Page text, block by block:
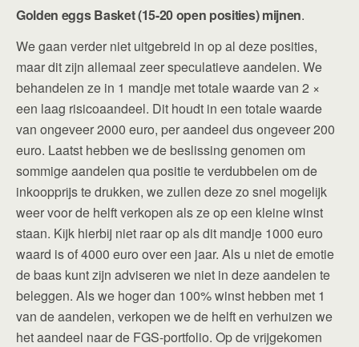
Golden eggs Basket (15-20 open posities) mijnen.
We gaan verder niet uitgebreid in op al deze posities,
maar dit zijn allemaal zeer speculatieve aandelen. We
behandelen ze in 1 mandje met totale waarde van 2 ×
een laag risicoaandeel. Dit houdt in een totale waarde
van ongeveer 2000 euro, per aandeel dus ongeveer 200
euro. Laatst hebben we de beslissing genomen om
sommige aandelen qua positie te verdubbelen om de
inkoopprijs te drukken, we zullen deze zo snel mogelijk
weer voor de helft verkopen als ze op een kleine winst
staan. Kijk hierbij niet raar op als dit mandje 1000 euro
waard is of 4000 euro over een jaar. Als u niet de emotie
de baas kunt zijn adviseren we niet in deze aandelen te
beleggen. Als we hoger dan 100% winst hebben met 1
van de aandelen, verkopen we de helft en verhuizen we
het aandeel naar de FGS-portfolio. Op de vrijgekomen